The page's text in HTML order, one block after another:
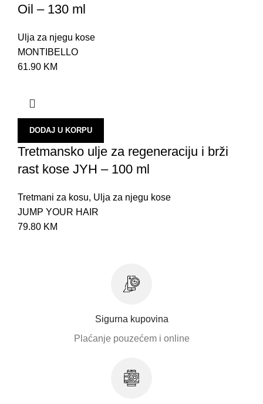
Oil – 130 ml
Ulja za njegu kose
MONTIBELLO
61.90 KM
DODAJ U KORPU
Tretmansko ulje za regeneraciju i brži
rast kose JYH – 100 ml
Tretmani za kosu, Ulja za njegu kose
JUMP YOUR HAIR
79.80 KM
Sigurna kupovina
Plaćanje pouzećem i online